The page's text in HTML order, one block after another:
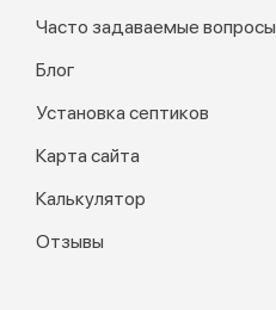
Часто задаваемые вопросы
Блог
Установка септиков
Карта сайта
Калькулятор
Отзывы